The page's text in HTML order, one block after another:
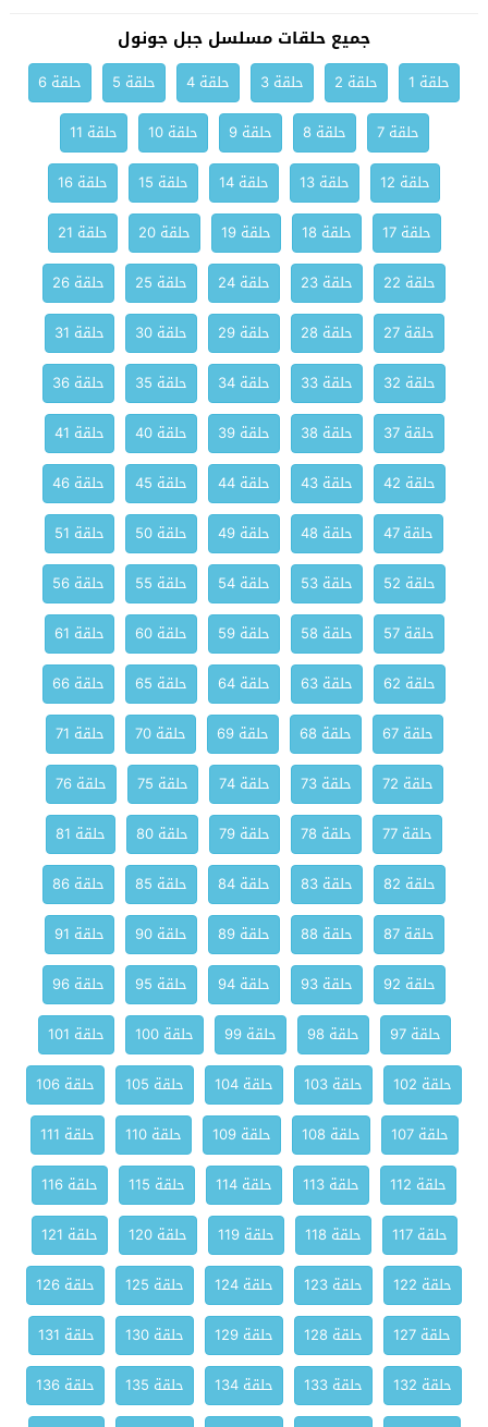
جميع حلقات مسلسل جبل جونول
حلقة 1 حلقة 2 حلقة 3 حلقة 4 حلقة 5
حلقة 6
حلقة 7
حلقة 8 حلقة 9 حلقة 10
حلقة 11
حلقة 12
حلقة 13 حلقة 14 حلقة 15
حلقة 16
حلقة 17
حلقة 18 حلقة 19 حلقة 20
حلقة 21
حلقة 22
حلقة 23 حلقة 24 حلقة 25
حلقة 26
حلقة 27
حلقة 28 حلقة 29 حلقة 30
حلقة 31
حلقة 32
حلقة 33 حلقة 34 حلقة 35
حلقة 36
حلقة 37
حلقة 38 حلقة 39 حلقة 40
حلقة 41
حلقة 42
حلقة 43 حلقة 44 حلقة 45
حلقة 46
حلقة 47
حلقة 48 حلقة 49 حلقة 50
حلقة 51
حلقة 52
حلقة 53 حلقة 54 حلقة 55
حلقة 56
حلقة 57
حلقة 58 حلقة 59 حلقة 60
حلقة 61
حلقة 62
حلقة 63 حلقة 64 حلقة 65
حلقة 66
حلقة 67
حلقة 68 حلقة 69 حلقة 70
حلقة 71
حلقة 72
حلقة 73 حلقة 74 حلقة 75
حلقة 76
حلقة 77
حلقة 78 حلقة 79 حلقة 80
حلقة 81
حلقة 82
حلقة 83 حلقة 84 حلقة 85
حلقة 86
حلقة 87
حلقة 88 حلقة 89 حلقة 90
حلقة 91
حلقة 92
حلقة 93 حلقة 94 حلقة 95
حلقة 96
حلقة 97
حلقة 98 حلقة 99 حلقة 100
حلقة 101
حلقة 102
حلقة 103 حلقة 104 حلقة 105
حلقة 106
حلقة 107
حلقة 108 حلقة 109 حلقة 110
حلقة 111
حلقة 112
حلقة 113 حلقة 114 حلقة 115
حلقة 116
حلقة 117
حلقة 118 حلقة 119 حلقة 120
حلقة 121
حلقة 122
حلقة 123 حلقة 124 حلقة 125
حلقة 126
حلقة 127
حلقة 128 حلقة 129 حلقة 130
حلقة 131
حلقة 132
حلقة 133 حلقة 134 حلقة 135
حلقة 136